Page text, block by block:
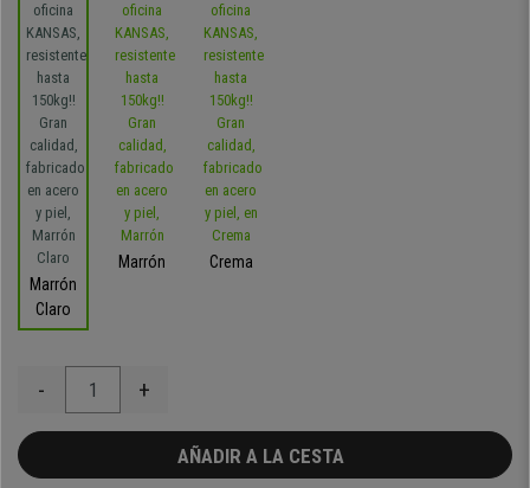
Marrón
Claro
Marrón Crema
- +
AÑADIR A LA CESTA